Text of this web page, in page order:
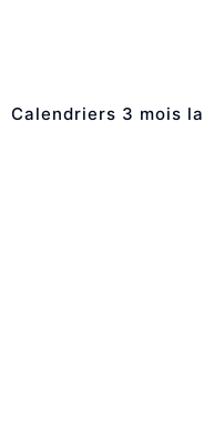
Calendriers 3 mois